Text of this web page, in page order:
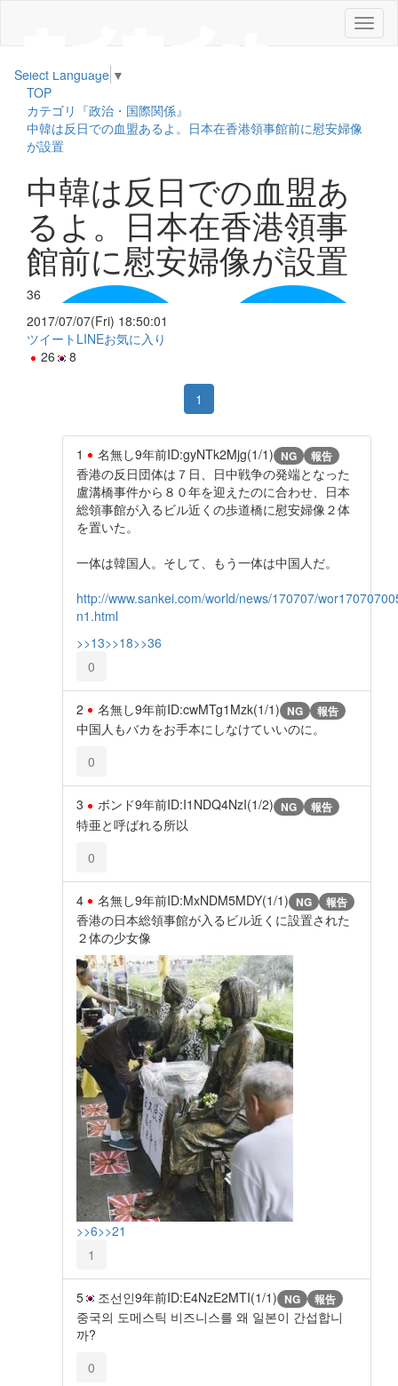
メ
ニ
Select Language ▼
TOP
カテゴリ『政治・国際関係』
中韓は反日での血盟あるよ。日本在香港領事館前に慰安婦像
が設置
中韓は反日での血盟あ
るよ。日本在香港領事
館前に慰安婦像が設置
36
2017/07/07(Fri) 18:50:01
ツイート LINEお気に入り
26
8
1
1 名無し9年前ID:gyNTk2Mjg(1/1) NG 報告
香港の反日団体は７日、日中戦争の発端となった
盧溝橋事件から８０年を迎えたのに合わせ、日本
総領事館が入るビル近くの歩道橋に慰安婦像２体
を置いた。
一体は韓国人。そして、もう一体は中国人だ。
http://www.sankei.com/world/news/170707/
n1.html
>>13>>18>>36
0
2 名無し9年前ID:cwMTg1Mzk(1/1) NG 報告
中国人もバカをお手本にしなけていいのに。
0
3 ボンド9年前ID:I1NDQ4NzI(1/2) NG 報告
特亜と呼ばれる所以
0
4 名無し9年前ID:MxNDM5MDY(1/1) NG 報告
香港の日本総領事館が入るビル近くに設置された
２体の少女像
>>6>>21
1
5 조선인9年前ID:E4NzE2MTI(1/1) NG 報告
중국의 도메스틱 비즈니스를 왜 일본이 간섭합니
까?
0